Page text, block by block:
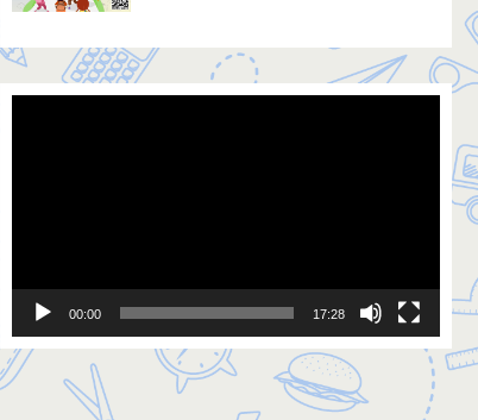
00:00 17:28